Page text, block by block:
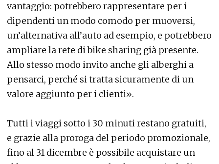
vantaggio: potrebbero rappresentare per i
dipendenti un modo comodo per muoversi,
un’alternativa all’auto ad esempio, e potrebbero
ampliare la rete di bike sharing già presente.
Allo stesso modo invito anche gli alberghi a
pensarci, perché si tratta sicuramente di un
valore aggiunto per i clienti».
Tutti i viaggi sotto i 30 minuti restano gratuiti,
e grazie alla proroga del periodo promozionale,
fino al 31 dicembre è possibile acquistare un